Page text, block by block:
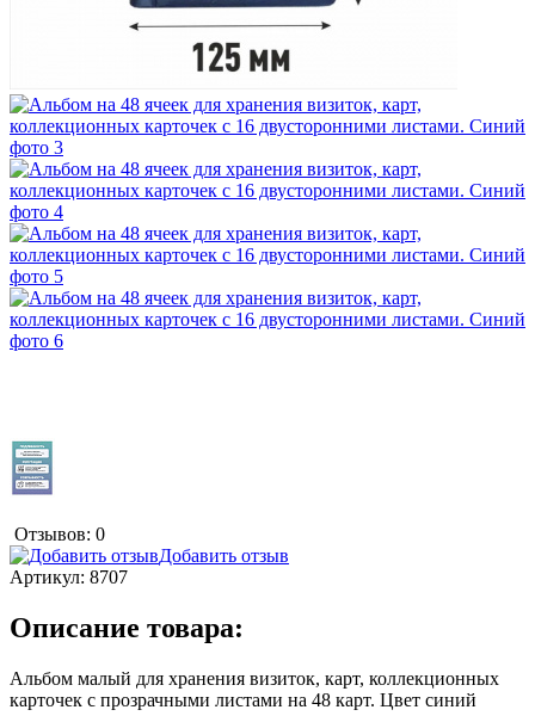
Отзывов: 0
Добавить отзыв
Артикул: 8707
Описание товара:
Альбом малый для хранения визиток, карт, коллекционных
карточек с прозрачными листами на 48 карт. Цвет синий